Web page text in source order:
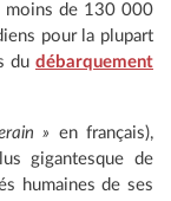
moins de 130 000
pour la plupart
du débarquement
» en français),
gigantesque de
humaines de ses